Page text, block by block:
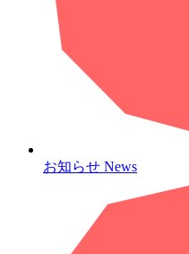
お知らせ News